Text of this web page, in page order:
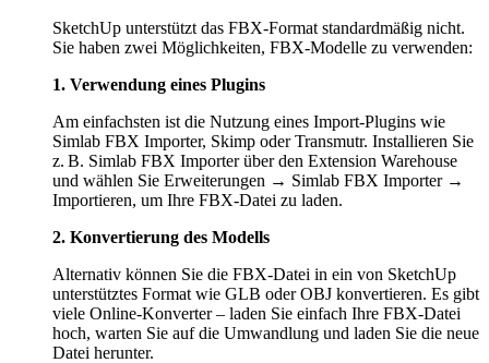
SketchUp unterstützt das FBX-Format standardmäßig nicht.
Sie haben zwei Möglichkeiten, FBX-Modelle zu verwenden:
1. Verwendung eines Plugins
Am einfachsten ist die Nutzung eines Import-Plugins wie
Simlab FBX Importer, Skimp oder Transmutr. Installieren Sie
z. B. Simlab FBX Importer über den Extension Warehouse
und wählen Sie Erweiterungen → Simlab FBX Importer →
Importieren, um Ihre FBX-Datei zu laden.
2. Konvertierung des Modells
Alternativ können Sie die FBX-Datei in ein von SketchUp
unterstütztes Format wie GLB oder OBJ konvertieren. Es gibt
viele Online-Konverter – laden Sie einfach Ihre FBX-Datei
hoch, warten Sie auf die Umwandlung und laden Sie die neue
Datei herunter.